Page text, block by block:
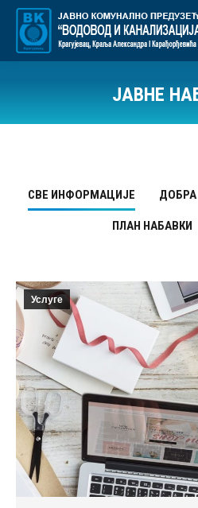
ЈАВНЕ
СВЕ ИНФОРМАЦИЈЕ ДОБРА
ПЛАН НАБАВКИ
Услуге